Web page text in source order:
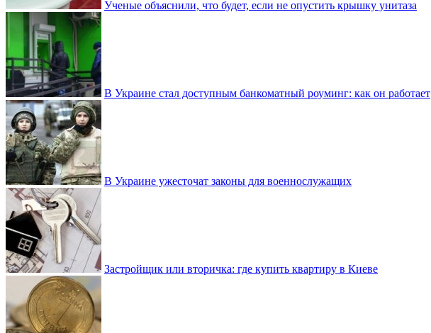
Ученые объяснили, что будет, если не опустить крышку унитаза
В Украине стал доступным банкоматный роуминг: как он работает
В Украине ужесточат законы для военнослужащих
Застройщик или вторичка: где купить квартиру в Киеве